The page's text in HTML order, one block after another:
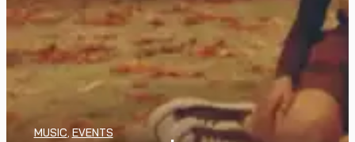
MUSIC EVENTS